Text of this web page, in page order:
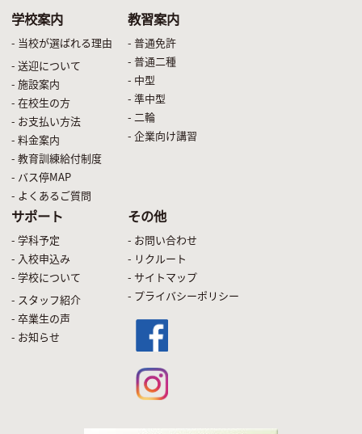
学校案内
- 当校が選ばれる理由
- 送迎について
- 施設案内
- 在校生の方
- お支払い方法
- 料金案内
- 教育訓練給付制度
- バス停MAP
- よくあるご質問
教習案内
- 普通免許
- 普通二種
- 中型
- 準中型
- 二輪
- 企業向け講習
サポート
- 学科予定
- 入校申込み
- 学校について
- スタッフ紹介
- 卒業生の声
- お知らせ
その他
- お問い合わせ
- リクルート
- サイトマップ
- プライバシーポリシー